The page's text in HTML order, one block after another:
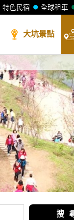
全球租車
特色民宿
大坑景點
搜